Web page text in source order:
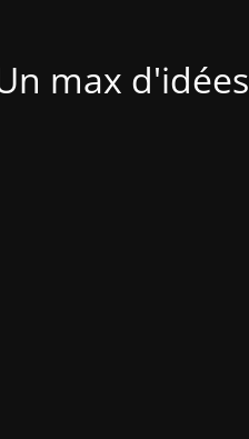
max d'idées